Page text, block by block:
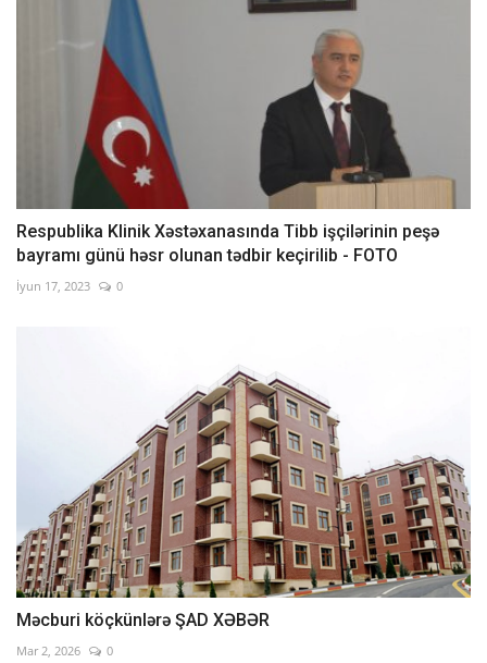
Respublika Klinik Xəstəxanasında Tibb işçilərinin peşə
bayramı günü həsr olunan tədbir keçirilib - FOTO
İyun 17, 2023 0
Məcburi köçkünlərə ŞAD XƏBƏR
Mar 2, 2026 0